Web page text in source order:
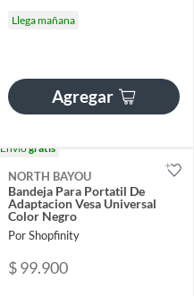
Llega mañana
Agregar
Envíogratis
NORTH BAYOU
Bandeja Para Portatil De
Adaptacion Vesa Universal
Color Negro
Por Shopfinity
$ 99.900